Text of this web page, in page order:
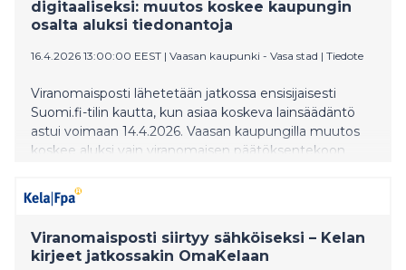
digitaaliseksi: muutos koskee kaupungin
osalta aluksi tiedonantoja
16.4.2026 13:00:00 EEST | Vaasan kaupunki - Vasa stad | Tiedote
Viranomaisposti lähetetään jatkossa ensisijaisesti
Suomi.fi-tilin kautta, kun asiaa koskeva lainsäädäntö
astui voimaan 14.4.2026. Vaasan kaupungilla muutos
koskee aluksi vain viranomaisen päätöksentekoon
Viranomaisposti siirtyy sähköiseksi – Kelan
kirjeet jatkossakin OmaKelaan